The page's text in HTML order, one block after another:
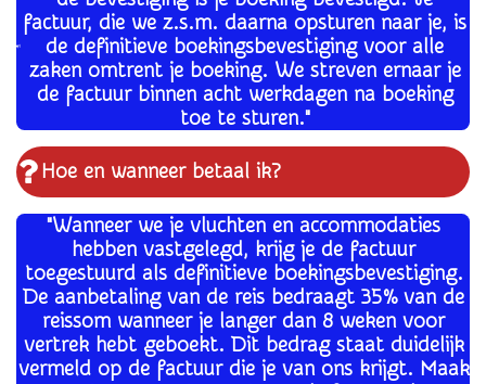
factuur, die we z.s.m. daarna opsturen naar je, is
de definitieve boekingsbevestiging voor alle
zaken omtrent je boeking. We streven ernaar je
de factuur binnen acht werkdagen na boeking
toe te sturen."
Hoe en wanneer betaal ik?
"Wanneer we je vluchten en accommodaties
hebben vastgelegd, krijg je de factuur
toegestuurd als definitieve boekingsbevestiging.
De aanbetaling van de reis bedraagt 35% van de
reissom wanneer je langer dan 8 weken voor
vertrek hebt geboekt. Dit bedrag staat duidelijk
vermeld op de factuur die je van ons krijgt. Maak